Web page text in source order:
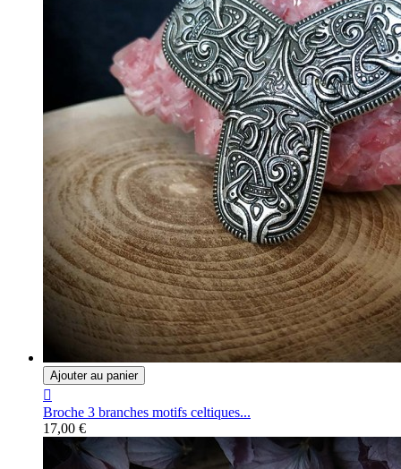
Ajouter au panier

Broche 3 branches motifs celtiques...
17,00 €